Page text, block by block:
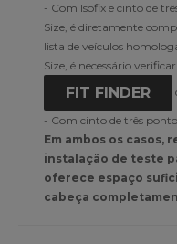
- Com Isofix e cinto de
Size, é diretamente
lista de veículos
Size, é necessário
FIT FINDER
- Com cinto de três
Em ambos os casos,
instalação de teste
oferece espaço
cabeça